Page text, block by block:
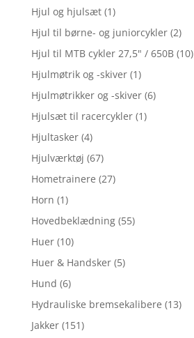
Hjul og hjulsæt (1)
Hjul til børne- og juniorcykler (2)
Hjul til MTB cykler 27,5" / 650B (10)
Hjulmøtrik og -skiver (1)
Hjulmøtrikker og -skiver (6)
Hjulsæt til racercykler (1)
Hjultasker (4)
Hjulværktøj (67)
Hometrainere (27)
Horn (1)
Hovedbeklædning (55)
Huer (10)
Huer & Handsker (5)
Hund (6)
Hydrauliske bremsekalibere (13)
Jakker (151)